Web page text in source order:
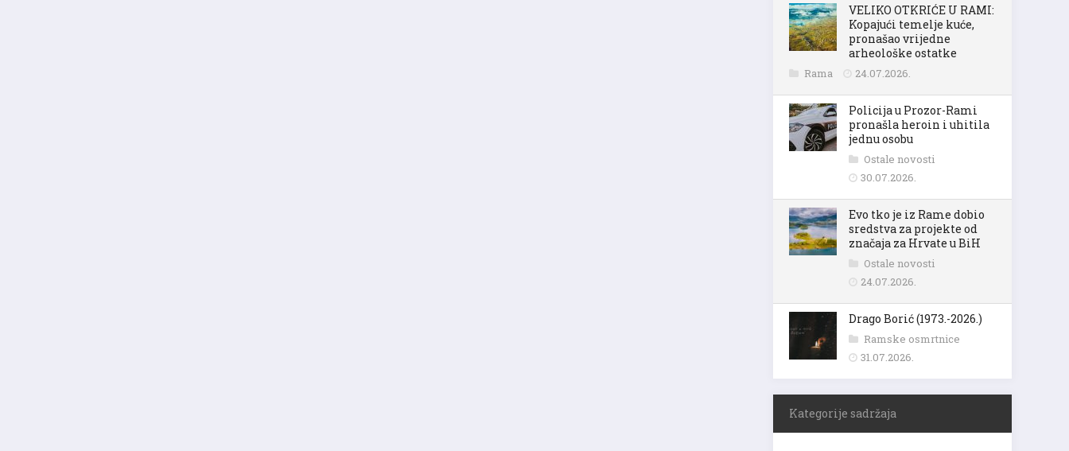
VELIKO OTKRIĆE U RAMI:
Kopajući temelje kuće,
pronašao vrijedne
arheološke ostatke
Rama 24.07.2026.
Policija u Prozor-Rami
pronašla heroin i uhitila
jednu osobu
Ostale novosti
30.07.2026.
Evo tko je iz Rame dobio
sredstva za projekte od
značaja za Hrvate u BiH
Ostale novosti
24.07.2026.
Drago Borić (1973.-2026.)
Ramske osmrtnice
31.07.2026.
Kategorije sadržaja